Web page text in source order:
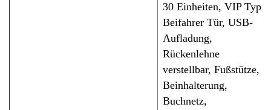
30 Einheiten, VIP Typ
Beifahrer Tür, USB-
Aufladung,
Rückenlehne
verstellbar, Fußstütze,
Beinhalterung,
Buchnetz,